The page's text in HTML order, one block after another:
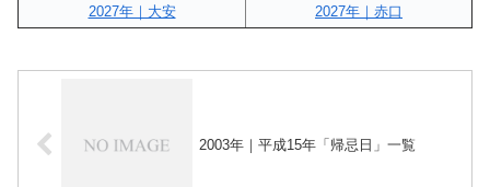
2027年｜大安
2027年｜赤口
2003年｜平成15年「帰忌日」一覧